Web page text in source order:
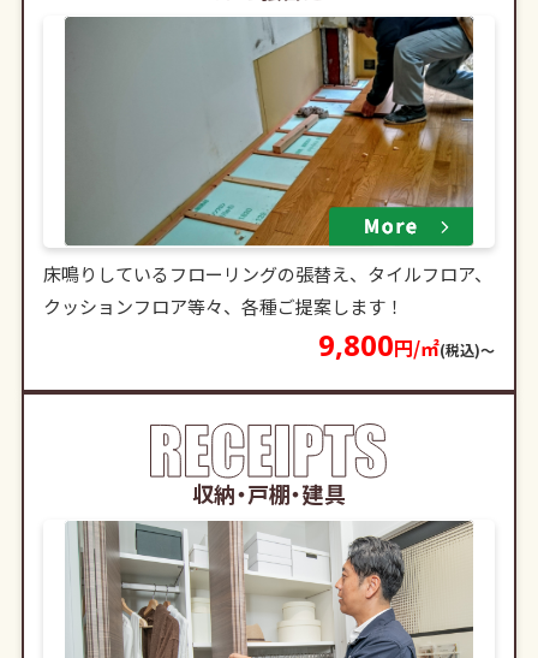
床鳴りしているフローリングの張替え、タイルフロア、
クッションフロア等々、各種ご提案します！
9,800円/㎡(税込)〜
収納・戸棚・建具